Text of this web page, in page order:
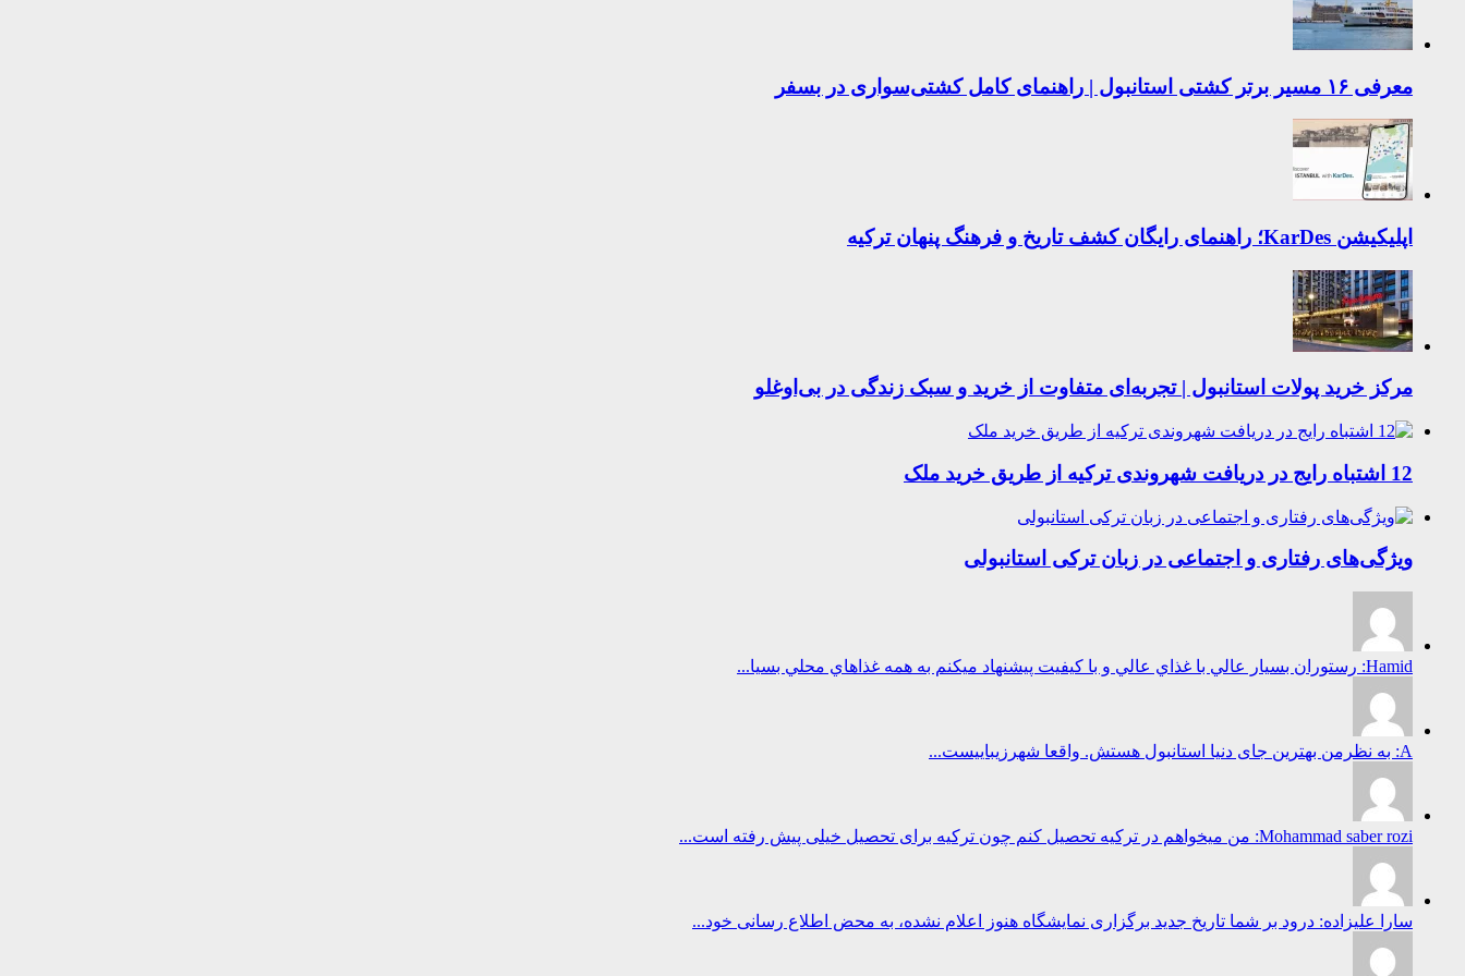
معرفی ۱۶ مسیر برتر کشتی استانبول | راهنمای کامل کشتی‌سواری در بسفر
اپلیکیشن KarDes؛ راهنمای رایگان کشف تاریخ و فرهنگ پنهان ترکیه
مرکز خرید پولات استانبول | تجربه‌ای متفاوت از خرید و سبک زندگی در بی‌اوغلو
12 اشتباه رایج در دریافت شهروندی ترکیه از طریق خرید ملک
ویژگی‌های رفتاری و اجتماعی در زبان ترکی استانبولی
Hamid: رستوران بسيار عالي با غذاي عالي و با كيفيت پيشنهاد ميكنم به همه غذاهاي محلي بسيا...
A: به نظرمن بهترین جای دنیا استانبول هستش. واقعا شهرزیباییست...
Mohammad saber rozi: من میخواهم در ترکیه تحصیل کنم چون ترکیه برای تحصیل خیلی پیش رفته است...
سارا علیزاده: درود بر شما تاریخ جدید برگزاری نمایشگاه هنوز اعلام نشده، به محض اطلاع رسانی خود...